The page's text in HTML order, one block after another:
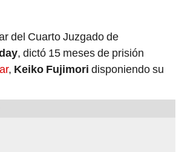
del Cuarto Juzgado de
, dictó 15 meses de prisión
, Keiko Fujimori disponiendo su